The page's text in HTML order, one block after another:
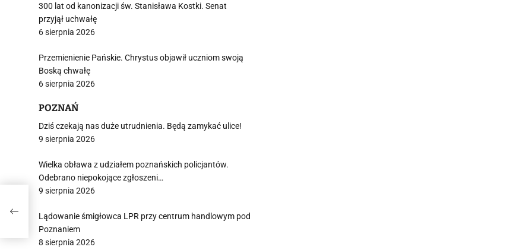
300 lat od kanonizacji św. Stanisława Kostki. Senat
przyjął uchwałę
6 sierpnia 2026
Przemienienie Pańskie. Chrystus objawił uczniom swoją
Boską chwałę
6 sierpnia 2026
POZNAŃ
Dziś czekają nas duże utrudnienia. Będą zamykać ulice!
9 sierpnia 2026
Wielka obława z udziałem poznańskich policjantów.
Odebrano niepokojące zgłoszeni…
9 sierpnia 2026
Lądowanie śmigłowca LPR przy centrum handlowym pod
Poznaniem
8 sierpnia 2026